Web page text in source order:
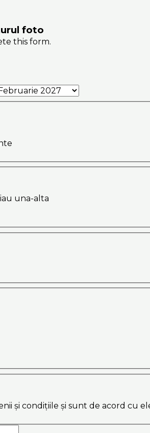
foto
this form.
una-alta
și condițiile și sunt de acord cu